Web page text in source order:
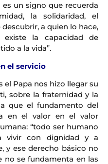
un signo que recuerda
la solidaridad, el
a quien lo hace,
la capacidad de
a la vida”.
el servicio
el Papa nos hizo llegar su
sobre la fraternidad y la
que el fundamento del
en el valor en el valor
“todo ser humano
vivir con dignidad y a
y ese derecho básico no
no se fundamenta en las